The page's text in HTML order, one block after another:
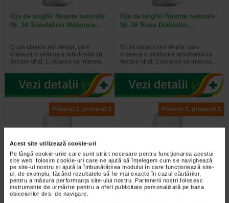
Acest site utilizează cookie-uri
Pe lângă cookie-urile care sunt strict necesare pentru funcționarea acestui
site web, folosim cookie-uri care ne ajută să înțelegem cum se navighează
pe site-ul nostru și ajută la îmbunătățirea modului în care funcționează site-
ul, de exemplu, făcând rezultatele să fie mai exacte în cazul căutărilor,
pentru a măsura performanța site-ului nostru. Partenerii noștri folosesc
instrumente de urmărire pentru a oferi publicitate personalizată pe baza
obiceiurilor dvs. de navigare.
Oja de unghii Nuante naturale
Nr. 34 Trandafiriu Metanoia…
O oja clasica rezistenta, care
creeaza o stralucire fabuloasa cu
fiecare strat. Culoarea sa intensa…
Oja de unghii Nuante naturale
Nr. 36 Rosu Diablotin…
O oja clasica rezistenta, care
creeaza o stralucire fabuloasa cu
fiecare strat. Culoarea sa intensa…
Plătești 2, primești 3
Oja de unghii Nuante naturale
Nr. 33 Maro Sutter, LAVERTU
Plătești 2, primești 3
Oja de unghii Nuante naturale